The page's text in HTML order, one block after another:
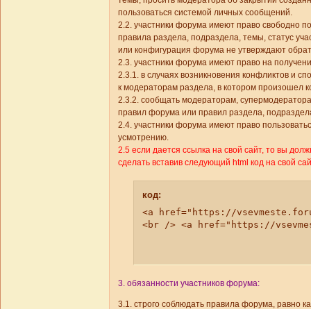
пользоваться системой личных сообщений.
2.2. участники форума имеют право свободно
правила раздела, подраздела, темы, статус
или конфигурация форума не утверждают
2.3. участники форума имеют право на
2.3.1. в случаях возникновения конфликтов и
к модераторам раздела, в котором произошел
2.3.2. сообщать модераторам,
правил форума или правил раздела,
2.4. участники форума имеют право
усмотрению.
2.5 если дается ссылка на свой сайт, то вы
сделать вставив следующий html код на свой
код:
<a href="https://
<br /> <a href="https://
3. обязанности участников форума:
3.1. строго соблюдать правила форума, равно